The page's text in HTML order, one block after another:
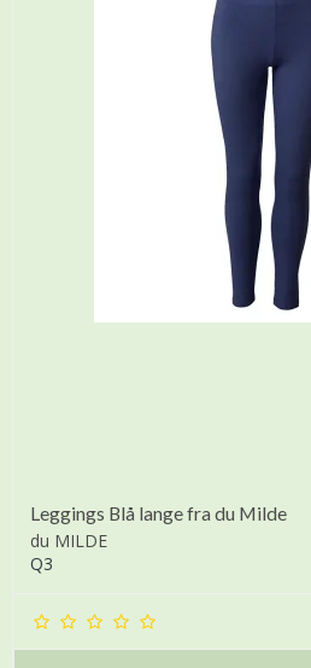
Leggings Blå lange fra du Milde
du MILDE
Q3